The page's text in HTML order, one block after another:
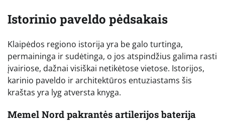
Istorinio paveldo pėdsakais
Klaipėdos regiono istorija yra be galo turtinga,
permaininga ir sudėtinga, o jos atspindžius galima rasti
įvairiose, dažnai visiškai netikėtose vietose. Istorijos,
karinio paveldo ir architektūros entuziastams šis
kraštas yra lyg atversta knyga.
Memel Nord pakrantės artilerijos baterija